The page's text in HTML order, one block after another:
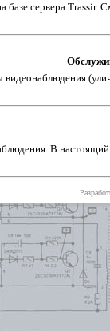
базе сервера
В